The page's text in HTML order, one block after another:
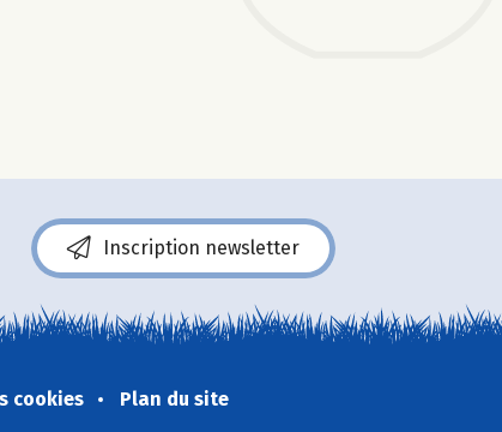
Inscription newsletter
cookies Plan du site